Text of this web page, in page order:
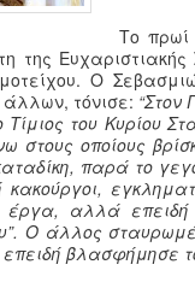
Το πρωί
της
Ο
τόνισε: “Στον
του Κυρίου
στους οποίους
παρά το
κακούργοι,
αλλά επειδή
Ο άλλος
βλασφήμησε